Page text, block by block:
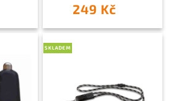
249 Kč
SKLADEM